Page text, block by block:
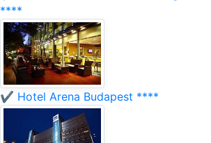
****
✔️ Hotel Arena Budapest ****